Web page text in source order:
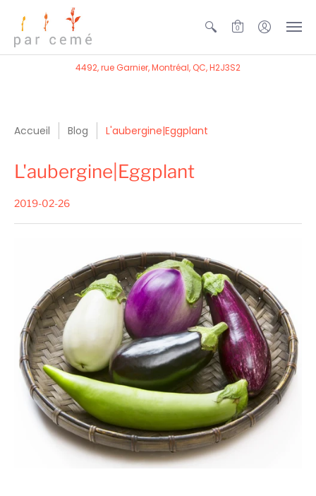
0
4492, rue Garnier, Montréal, QC, H2J3S2
Accueil Blog L'aubergine|Eggplant
L'aubergine|Eggplant
2019-02-26